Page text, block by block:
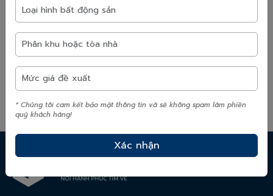
Căn hộ mới mở bán ở Hà Nội ngày càng đắt đỏ, giao dịch
ra sao?
07/08/2026
* Chúng tôi cam kết bảo mật thông tin và sẽ không spam làm phiền
quý khách hàng!